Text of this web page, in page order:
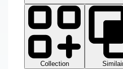
Collection